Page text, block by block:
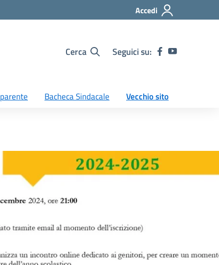
Accedi
Cerca Seguici su:
Bacheca Sindacale Vecchio sito